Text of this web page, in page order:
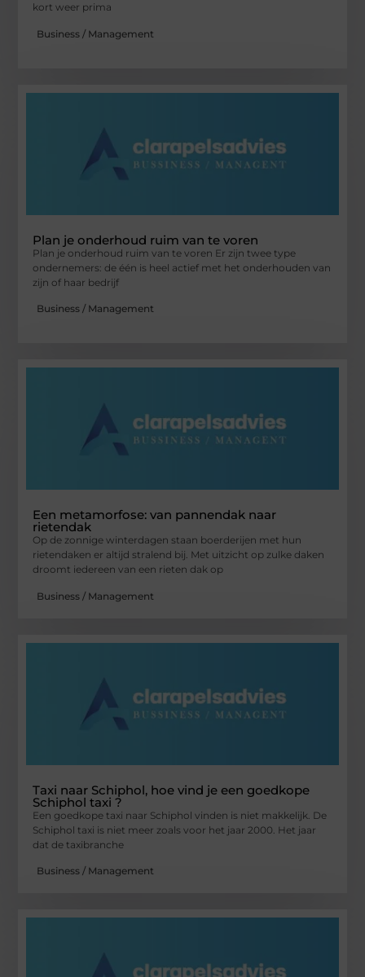
kort weer prima
Business / Management
Plan je onderhoud ruim van te voren
Plan je onderhoud ruim van te voren Er zijn twee type
ondernemers: de één is heel actief met het onderhouden van
zijn of haar bedrijf
Business / Management
Een metamorfose: van pannendak naar
rietendak
Op de zonnige winterdagen staan boerderijen met hun
rietendaken er altijd stralend bij. Met uitzicht op zulke daken
droomt iedereen van een rieten dak op
Business / Management
Taxi naar Schiphol, hoe vind je een goedkope
Schiphol taxi ?
Een goedkope taxi naar Schiphol vinden is niet makkelijk. De
Schiphol taxi is niet meer zoals voor het jaar 2000. Het jaar
dat de taxibranche
Business / Management